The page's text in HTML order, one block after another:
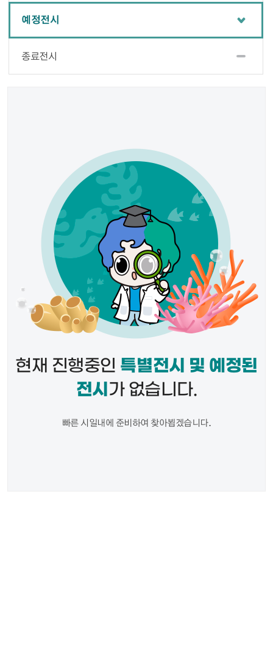
예정전시
종료전시
현재 진행중인 특별전시 및 예정된
전시 가 없습니다.
빠른 시일내에 준비하여 찾아뵙겠습니다.